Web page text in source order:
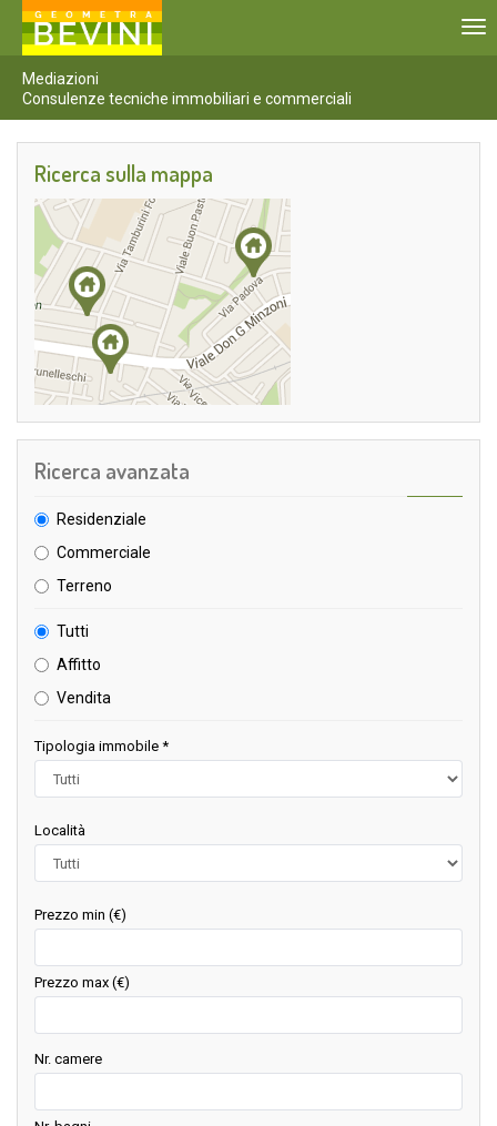
Mediazioni
Consulenze tecniche immobiliari e commerciali
Ricerca sulla mappa
Ricerca avanzata
Residenziale
Commerciale
Terreno
Tutti
Affitto
Vendita
Tipologia immobile *
Località
Prezzo min (€)
Prezzo max (€)
Nr. camere